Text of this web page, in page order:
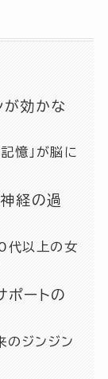
が効かな
憶」が脳に
経の過
代以上の女
ポートの
ジンジン